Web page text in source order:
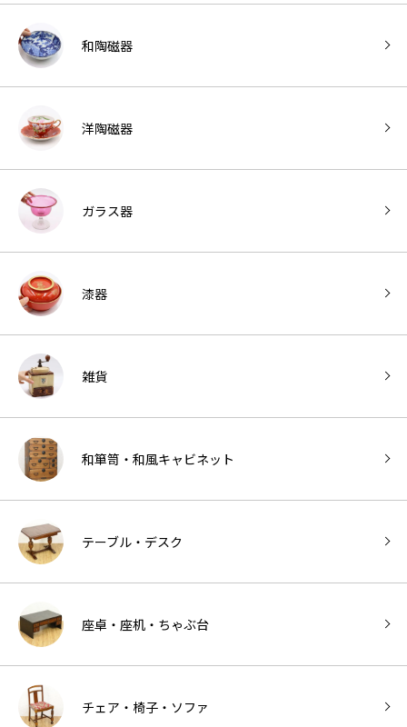
和陶磁器
洋陶磁器
ガラス器
漆器
雑貨
和箪笥・和風キャビネット
テーブル・デスク
座卓・座机・ちゃぶ台
チェア・椅子・ソファ